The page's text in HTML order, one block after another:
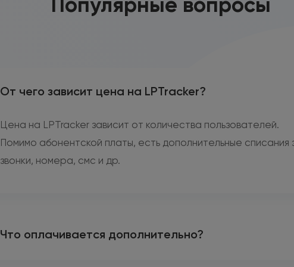
Популярные вопросы
От чего зависит цена на LPTracker?
Цена на LPTracker зависит от количества пользователей.
Помимо абонентской платы, есть дополнительные списания
звонки, номера, смс и др.
Что оплачивается дополнительно?